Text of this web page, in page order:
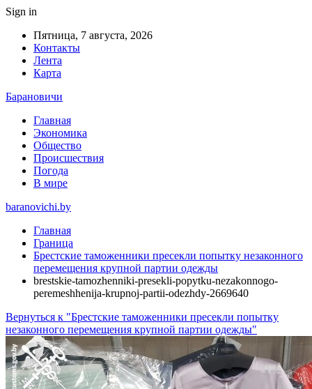
Sign in
Пятница, 7 августа, 2026
Контакты
Лента
Карта
Барановичи
Главная
Экономика
Общество
Происшествия
Погода
В мире
baranovichi.by
Главная
Граница
Брестские таможенники пресекли попытку незаконного
перемещения крупной партии одежды
brestskie-tamozhenniki-presekli-popytku-nezakonnogo-
peremeshhenija-krupnoj-partii-odezhdy-2669640
Вернуться к "Брестские таможенники пресекли попытку
незаконного перемещения крупной партии одежды"